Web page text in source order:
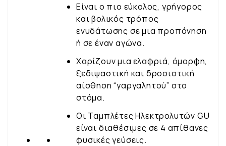
Είναι ο πιο εύκολος, γρήγορος
και βολικός τρόπος
ενυδάτωσης σε μια προπόνηση
ή σε έναν αγώνα.
Χαρίζουν μια ελαφριά, όμορφη,
ξεδιψαστική και δροσιστική
αίσθηση “γαργαλητού” στο
στόμα.
Οι Ταμπλέτες Ηλεκτρολυτών GU
είναι διαθέσιμες σε 4 απίθανες
φυσικές γεύσεις.